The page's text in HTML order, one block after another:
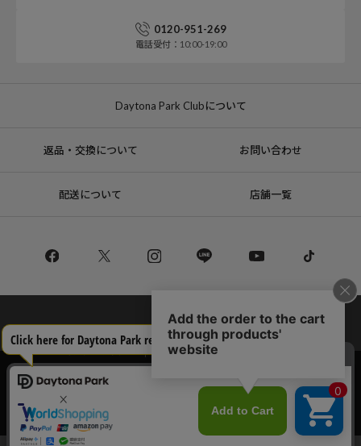
0120-951-269
電話受付：10:00-19:00
Daytona Park Clubについて
返品・交換について お問い合わせ
配送について 店舗一覧
リクルート
サステナブルマークについて
プライバシーポリシー
特定商取引法・古物営業法に基づく表記
Copyright © DAYTONA INTERNATIONAL Co.,Ltd All Rights Reserved.
当サイトでは利用体験の向上およびコンテンツの最適な提供、トラフィック
の分析を目的としてCookieを使用しています。
サイトの閲覧を継続された場合、Cookieの利用に同意したことものといたし
ます。